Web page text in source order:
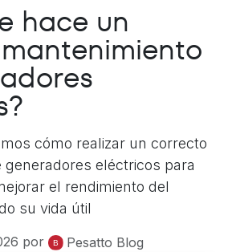
hace un
cómo realizar un correcto
generadores eléctricos para
el rendimiento del
su vida útil
por Pesatto Blog